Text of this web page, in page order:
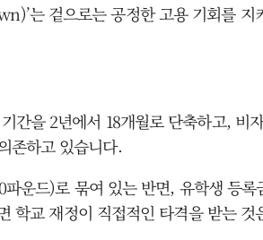
는 겉으로는 공정한 고용 기회를 지
간을 2년에서 18개월로 단축하고,
존하고 있습니다.
운드)로 묶여 있는 반면, 유학생 등
학교 재정이 직접적인 타격을 받는 것